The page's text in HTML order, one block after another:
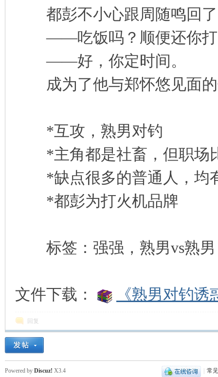
都彭不小心跟周随鸣回了
——吃饭吗？顺便还你打
——好，你定时间。
成为了他与郑怀悠见面的
*互攻，熟男对钓
*主角都是社畜，但职场
*缺点很多的普通人，均
*都彭为打火机品牌
标签：强强，熟男vs熟男
文件下载： 《熟男对钓
回复
常
Powered by Discuz! X3.4